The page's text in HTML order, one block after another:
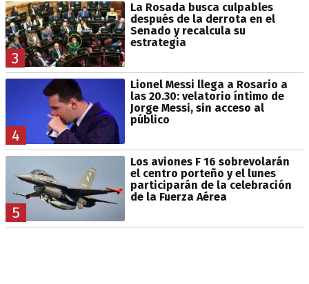
3
La Rosada busca culpables
después de la derrota en el
Senado y recalcula su
estrategia
4
Lionel Messi llega a Rosario a
las 20.30: velatorio íntimo de
Jorge Messi, sin acceso al
público
5
Los aviones F 16 sobrevolarán
el centro porteño y el lunes
participarán de la celebración
de la Fuerza Aérea